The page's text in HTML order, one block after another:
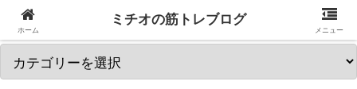
筋トレ関連カテゴリを選択↓
ホーム
ミチオの筋トレブログ
メニュー